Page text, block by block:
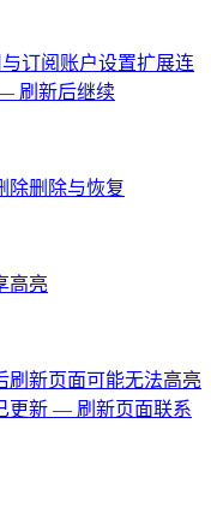
订阅 账户设置扩展连
刷新后继续
除删除与恢复
高亮
刷新页面可能无法高亮
更新 — 刷新页面联系